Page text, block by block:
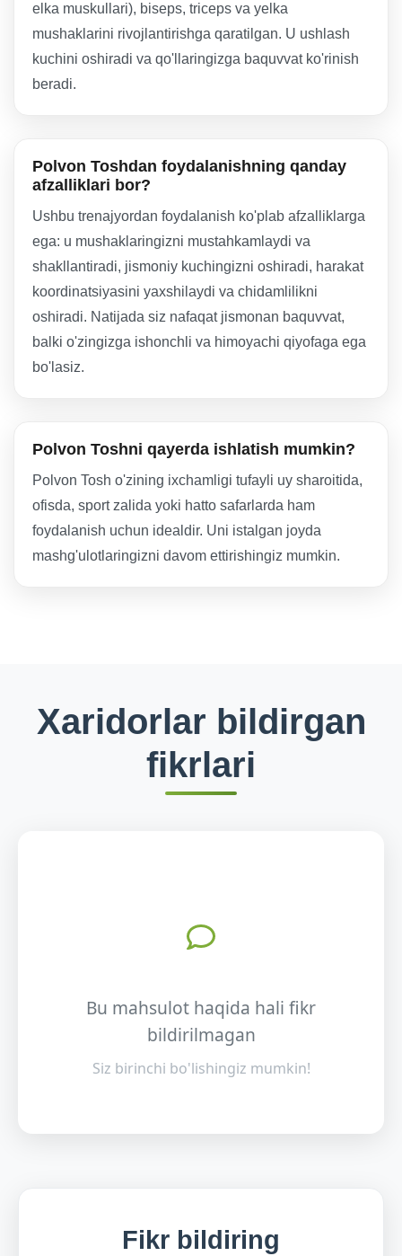
elka muskullari), biseps, triceps va yelka
mushaklarini rivojlantirishga qaratilgan. U ushlash
kuchini oshiradi va qo'llaringizga baquvvat ko'rinish
beradi.
Polvon Toshdan foydalanishning qanday
afzalliklari bor?
Ushbu trenajyordan foydalanish ko'plab afzalliklarga
ega: u mushaklaringizni mustahkamlaydi va
shakllantiradi, jismoniy kuchingizni oshiradi, harakat
koordinatsiyasini yaxshilaydi va chidamlilikni
oshiradi. Natijada siz nafaqat jismonan baquvvat,
balki o'zingizga ishonchli va himoyachi qiyofaga ega
bo'lasiz.
Polvon Toshni qayerda ishlatish mumkin?
Polvon Tosh o'zining ixchamligi tufayli uy sharoitida,
ofisda, sport zalida yoki hatto safarlarda ham
foydalanish uchun idealdir. Uni istalgan joyda
mashg'ulotlaringizni davom ettirishingiz mumkin.
Xaridorlar bildirgan
fikrlari
Bu mahsulot haqida hali fikr
bildirilmagan
Siz birinchi bo'lishingiz mumkin!
Fikr bildiring